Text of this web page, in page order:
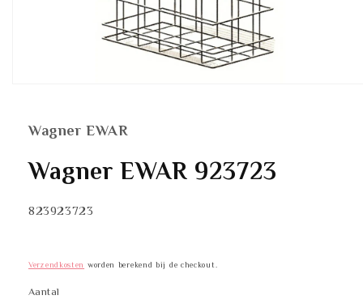
modaal
Wagner EWAR
Wagner EWAR 923723
SKU:
823923723
Verzendkosten worden berekend bij de checkout.
Aantal
Aantal